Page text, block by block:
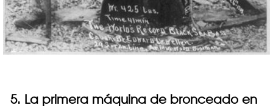
5. La primera máquina de bronceado en